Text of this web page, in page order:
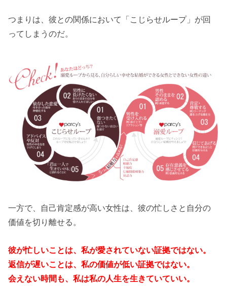
つまりは、彼との関係において「こじらせループ」が回
ってしまうのだ。
一方で、自己肯定感が高い女性は、彼の忙しさと自分の
価値を切り離せる。
彼が忙しいことは、私が愛されていない証拠ではない。
返信が遅いことは、私の価値が低い証拠ではない。
会えない時間も、私は私の人生を生きていていい。